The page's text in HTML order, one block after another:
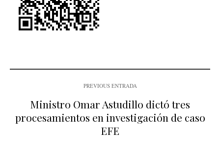
PREVIOUS ENTRADA
Ministro Omar Astudillo dictó tres
procesamientos en investigación de caso
EFE